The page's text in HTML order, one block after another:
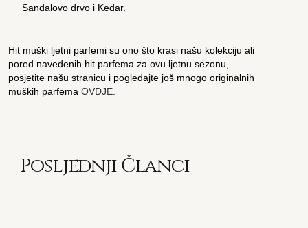
Sandalovo drvo i Kedar.
Hit muški ljetni parfemi su ono što krasi našu kolekciju ali
pored navedenih hit parfema za ovu ljetnu sezonu,
posjetite našu stranicu i pogledajte još mnogo originalnih
muških parfemaOVDJE.
Posljednji Članci